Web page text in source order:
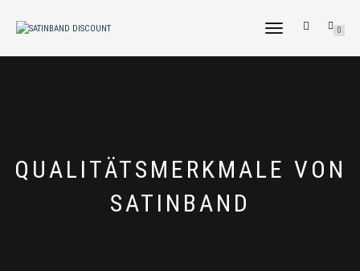
NAVIGATION
0
TAG:
QUALITÄTSMERKMALE VON
SATINBAND